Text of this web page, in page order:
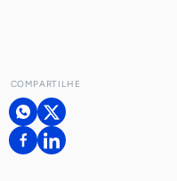
COMPARTILHE